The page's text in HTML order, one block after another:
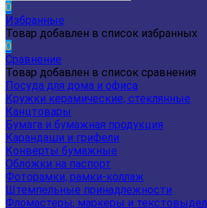
0
Избранные
Товар добавлен в список избранных
0
Сравнение
Товар добавлен в список сравнения
Посуда для дома и офиса
Кружки керамические, стеклянные
Канцтовары
Бумага и бумажная продукция
Карандаши и грифели
Конверты бумажные
Обложки на паспорт
Фоторамки, рамки-коллаж
Штемпельные принадлежности
Фломастеры, маркеры и